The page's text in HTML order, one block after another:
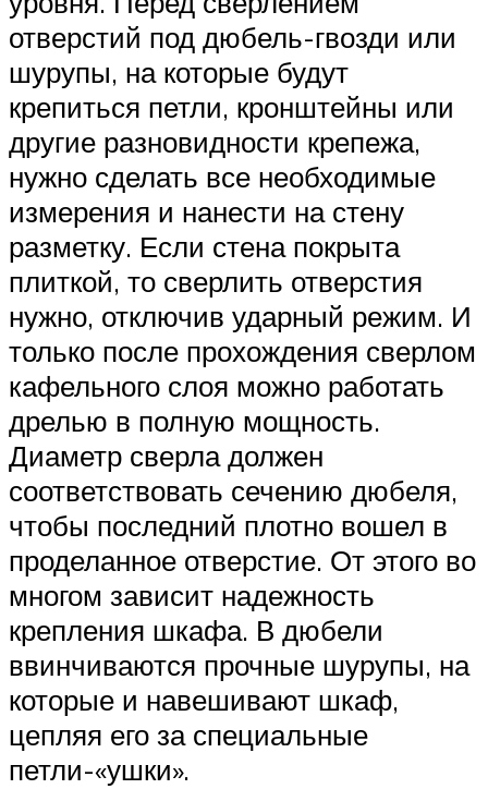
отверстий под дюбель-гвозди или
шурупы, на которые будут
крепиться петли, кронштейны или
другие разновидности крепежа,
нужно сделать все необходимые
измерения и нанести на стену
разметку. Если стена покрыта
плиткой, то сверлить отверстия
нужно, отключив ударный режим. И
только после прохождения сверлом
кафельного слоя можно работать
дрелью в полную мощность.
Диаметр сверла должен
соответствовать сечению дюбеля,
чтобы последний плотно вошел в
проделанное отверстие. От этого во
многом зависит надежность
крепления шкафа. В дюбели
ввинчиваются прочные шурупы, на
которые и навешивают шкаф,
цепляя его за специальные
петли-«ушки».